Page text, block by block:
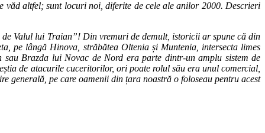
văd altfel; sunt locuri noi, diferite de cele ale anilor 2000. Descrieri
Valul lui Traian”! Din vremuri de demult, istoricii ar spune că din
pe lângă Hinova, străbătea Oltenia și Muntenia, intersecta limes
Brazda lui Novac de Nord era parte dintr-un amplu sistem de
de atacurile cuceritorilor, ori poate rolul său era unul comercial,
generală, pe care oamenii din țara noastră o foloseau pentru acest